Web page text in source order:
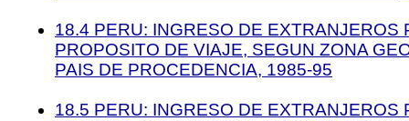
18.4 PERU: INGRESO DE EXTRANJEROS
PROPOSITO DE VIAJE, SEGUN ZONA
PAIS DE PROCEDENCIA, 1985-95
18.5 PERU: INGRESO DE EXTRANJEROS